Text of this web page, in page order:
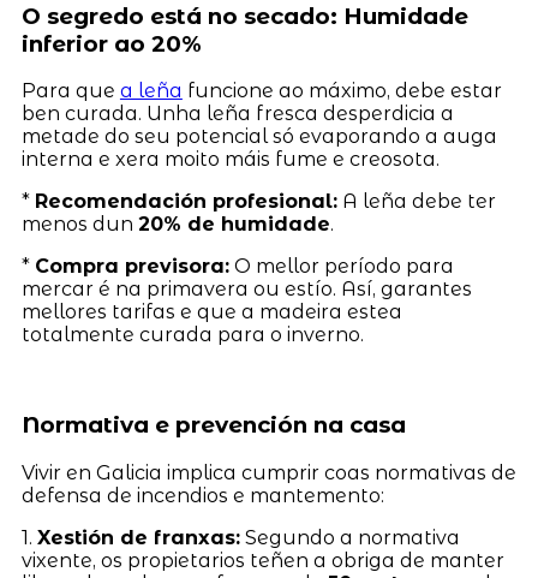
O segredo está no secado: Humidade
inferior ao 20%
Para que a leña funcione ao máximo, debe estar
ben curada. Unha leña fresca desperdicia a
metade do seu potencial só evaporando a auga
interna e xera moito máis fume e creosota.
* Recomendación profesional:A leña debe ter
menos dun 20% de humidade.
* Compra previsora:O mellor período para
mercar é na primavera ou estío. Así, garantes
mellores tarifas e que a madeira estea
totalmente curada para o inverno.
Normativa e prevención na casa
Vivir en Galicia implica cumprir coas normativas de
defensa de incendios e mantemento:
1. Xestión de franxas:Segundo a normativa
vixente, os propietarios teñen a obriga de manter